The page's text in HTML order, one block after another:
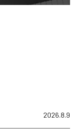
2026.8.9